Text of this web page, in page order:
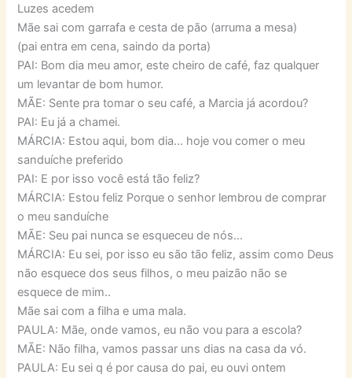
Luzes acedem
Mãe sai com garrafa e cesta de pão (arruma a mesa)
(pai entra em cena, saindo da porta)
PAI: Bom dia meu amor, este cheiro de café, faz qualquer
um levantar de bom humor.
MÃE: Sente pra tomar o seu café, a Marcia já acordou?
PAI: Eu já a chamei.
MÁRCIA: Estou aqui, bom dia… hoje vou comer o meu
sanduíche preferido
PAI: E por isso você está tão feliz?
MÁRCIA: Estou feliz Porque o senhor lembrou de comprar
o meu sanduíche
MÃE: Seu pai nunca se esqueceu de nós…
MÁRCIA: Eu sei, por isso eu são tão feliz, assim como Deus
não esquece dos seus filhos, o meu paizão não se
esquece de mim..
Mãe sai com a filha e uma mala.
PAULA: Mãe, onde vamos, eu não vou para a escola?
MÃE: Não filha, vamos passar uns dias na casa da vó.
PAULA: Eu sei q é por causa do pai, eu ouvi ontem